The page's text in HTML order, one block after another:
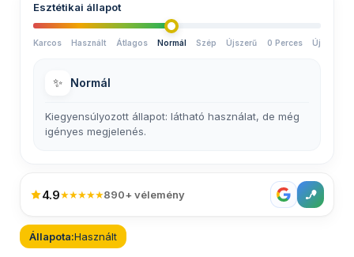
Esztétikai állapot
Karcos Használt Átlagos Normál Szép Újszerű 0 Perces Új
✨ Normál
Kiegyensúlyozott állapot: látható használat, de még
igényes megjelenés.
4.9★★★★★890+ vélemény
Állapota:Használt